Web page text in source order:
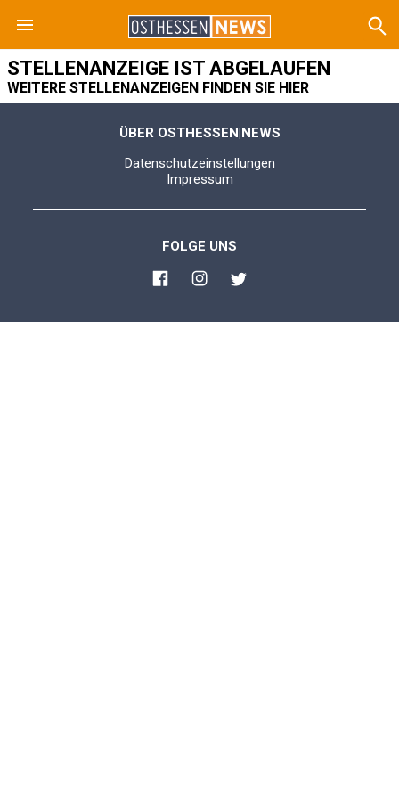
STELLENANZEIGE IST ABGELAUFEN
WEITERE STELLENANZEIGEN FINDEN SIE HIER
ÜBER OSTHESSEN|NEWS
Datenschutzeinstellungen
Impressum
FOLGE UNS